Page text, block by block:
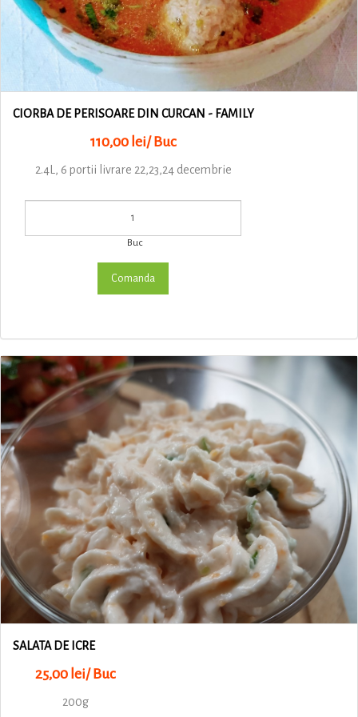
CIORBA DE PERISOARE DIN CURCAN - FAMILY
110,00 lei/ Buc
2.4L, 6 portii livrare 22,23,24 decembrie
Buc
SALATA DE ICRE
25,00 lei/ Buc
200g